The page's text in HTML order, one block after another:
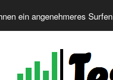
ein angenehmeres